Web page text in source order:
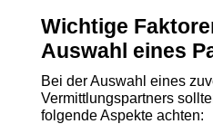
Wichtige
Auswahl eines
Bei der Auswahl eines
Vermittlungspartners
folgende Aspekte achten: